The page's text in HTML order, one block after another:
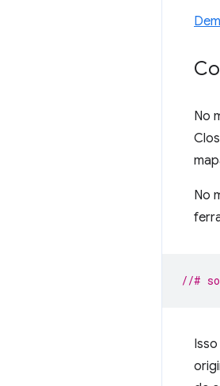
No
No
//#